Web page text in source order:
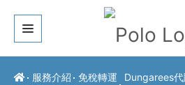
關於我們
服務介紹 免稅轉運
Dungarees